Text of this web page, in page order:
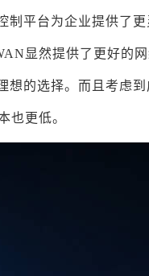
平台为企业提供了
显然提供了更好的网
想的选择。而且考虑
也更低。